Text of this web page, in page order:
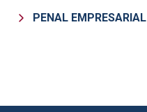
PENAL EMPRESARIAL